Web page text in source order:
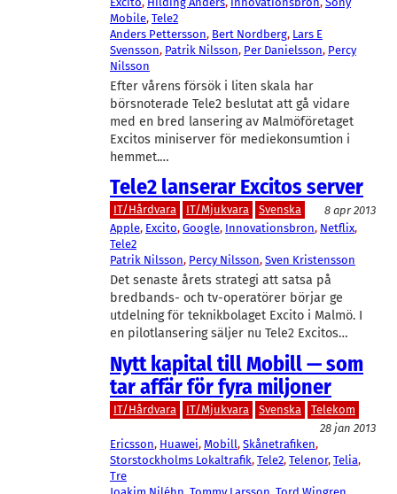
Mobile, Tele2
Anders Pettersson, Bert Nordberg, Lars E
Svensson, Patrik Nilsson, Per Danielsson, Percy
Nilsson
Efter vårens försök i liten skala har
börsnoterade Tele2 beslutat att gå vidare
med en bred lansering av Malmöföretaget
Excitos miniserver för mediekonsumtion i
hemmet.…
Tele2 lanserar Excitos server
IT/Hårdvara IT/Mjukvara Svenska
8 apr 2013
Apple, Excito, Google, Innovationsbron, Netflix
Tele2
Patrik Nilsson, Percy Nilsson, Sven Kristensson
Det senaste årets strategi att satsa på
bredbands- och tv-operatörer börjar ge
utdelning för teknikbolaget Excito i Malmö. I
en pilotlansering säljer nu Tele2 Excitos…
Nytt kapital till Mobill — som
tar affär för fyra miljoner
IT/Hårdvara IT/Mjukvara Svenska
Telekom
28 jan 2013
Ericsson, Huawei, Mobill, Skånetrafiken
Storstockholms Lokaltrafik, Tele2, Telenor, Telia
Tre